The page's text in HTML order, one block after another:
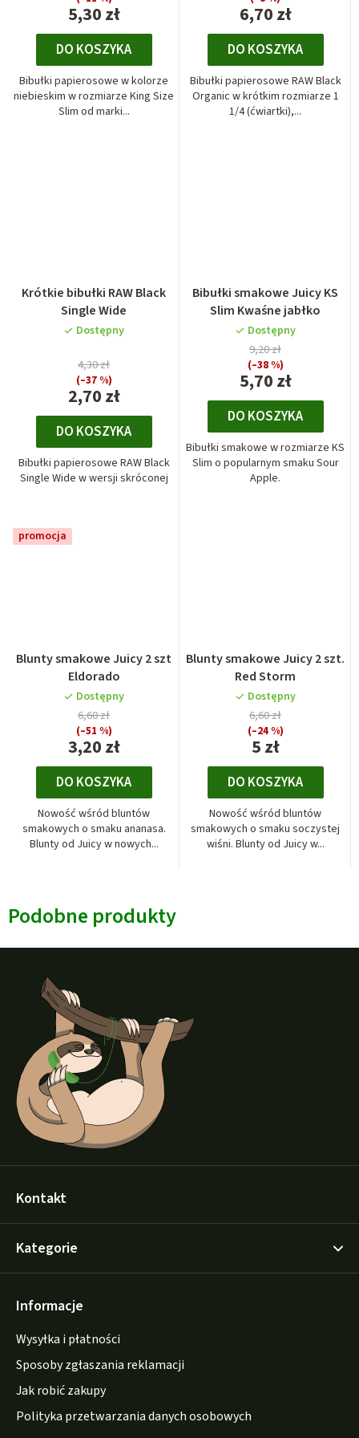
5,30 zł
DO KOSZYKA
Bibułki papierosowe w kolorze
niebieskim w rozmiarze King Size
Slim od marki...
6,70 zł
DO KOSZYKA
Bibułki papierosowe RAW Black
Organic w krótkim rozmiarze 1
1/4 (ćwiartki),...
Krótkie bibułki RAW Black
Single Wide
Dostępny
2,70 zł
4,30 zł
(–37 %)
DO KOSZYKA
Bibułki papierosowe RAW Black
Single Wide w wersji skróconej
Bibułki smakowe Juicy KS
Slim Kwaśne jabłko
Dostępny
5,70 zł
9,20 zł
(–38 %)
DO KOSZYKA
Bibułki smakowe w rozmiarze KS
Slim o popularnym smaku Sour
Apple.
promocja
Blunty smakowe Juicy 2 szt
Eldorado
Dostępny
3,20 zł
6,60 zł
(–51 %)
DO KOSZYKA
Nowość wśród bluntów
smakowych o smaku ananasa.
Blunty od Juicy w nowych...
Blunty smakowe Juicy 2 szt.
Red Storm
Dostępny
5 zł
6,60 zł
(–24 %)
DO KOSZYKA
Nowość wśród bluntów
smakowych o smaku soczystej
wiśni. Blunty od Juicy w...
Podobne produkty
Kontakt
Kategorie
Informacje
Wysyłka i płatności
Sposoby zgłaszania reklamacji
Jak robić zakupy
Polityka przetwarzania danych osobowych